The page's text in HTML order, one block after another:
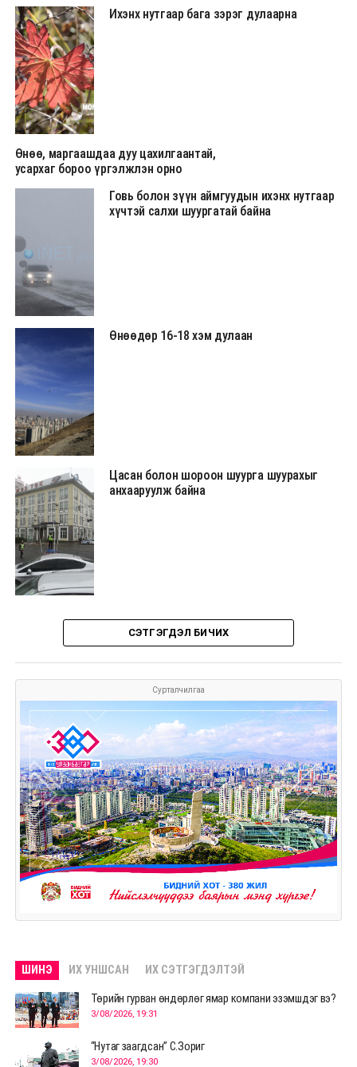
Ихэнх нутгаар бага зэрэг дулаарна
Өнөө, маргаашдаа дуу цахилгаантай,
усархаг бороо үргэлжлэн орно
Говь болон зүүн аймгуудын ихэнх нутгаар
хүчтэй салхи шуургатай байна
Өнөөдөр 16-18 хэм дулаан
Цасан болон шороон шуурга шуурахыг
анхааруулж байна
СЭТГЭГДЭЛ БИЧИХ
Сурталчилгаа
ШИНЭ ИХ УНШСАН ИХ СЭТГЭГДЭЛТЭЙ
Төрийн гурван өндөрлөг ямар компани эзэмшдэг вэ?
3/08/2026, 19:31
“Нутаг заагдсан” С.Зориг
3/08/2026, 19:30